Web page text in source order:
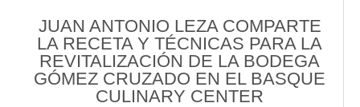
JUAN ANTONIO LEZA COMPARTE
LA RECETA Y TÉCNICAS PARA LA
REVITALIZACIÓN DE LA BODEGA
GÓMEZ CRUZADO EN EL BASQUE
CULINARY CENTER